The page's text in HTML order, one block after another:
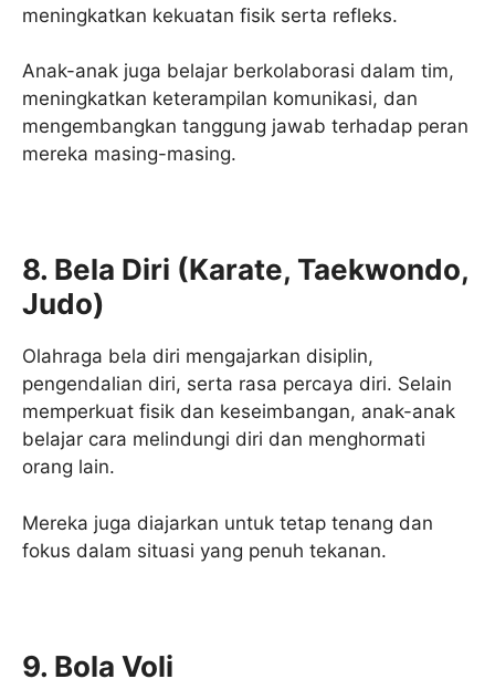
meningkatkan kekuatan fisik serta refleks.
Anak-anak juga belajar berkolaborasi dalam tim,
meningkatkan keterampilan komunikasi, dan
mengembangkan tanggung jawab terhadap peran
mereka masing-masing.
8. Bela Diri (Karate, Taekwondo,
Judo)
Olahraga bela diri mengajarkan disiplin,
pengendalian diri, serta rasa percaya diri. Selain
memperkuat fisik dan keseimbangan, anak-anak
belajar cara melindungi diri dan menghormati
orang lain.
Mereka juga diajarkan untuk tetap tenang dan
fokus dalam situasi yang penuh tekanan.
9. Bola Voli